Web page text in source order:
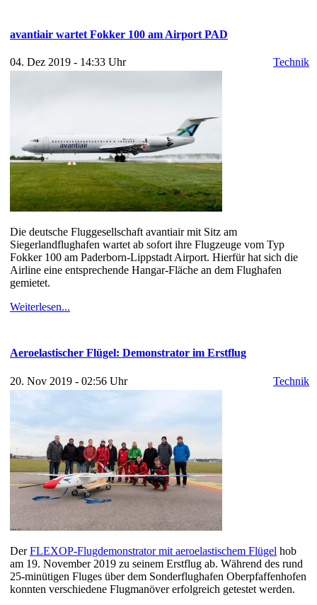
avantiair wartet Fokker 100 am Airport PAD
04. Dez 2019 - 14:33 Uhr Technik
Die deutsche Fluggesellschaft avantiair mit Sitz am
Siegerlandflughafen wartet ab sofort ihre Flugzeuge vom Typ
Fokker 100 am Paderborn-Lippstadt Airport. Hierfür hat sich die
Airline eine entsprechende Hangar-Fläche an dem Flughafen
gemietet.
Weiterlesen...
Aeroelastischer Flügel: Demonstrator im Erstflug
20. Nov 2019 - 02:56 Uhr Technik
DerFLEXOP-Flugdemonstrator mit aeroelastischem Flügel hob
am 19. November 2019 zu seinem Erstflug ab. Während des rund
25-minütigen Fluges über dem Sonderflughafen Oberpfaffenhofen
konnten verschiedene Flugmanöver erfolgreich getestet werden.